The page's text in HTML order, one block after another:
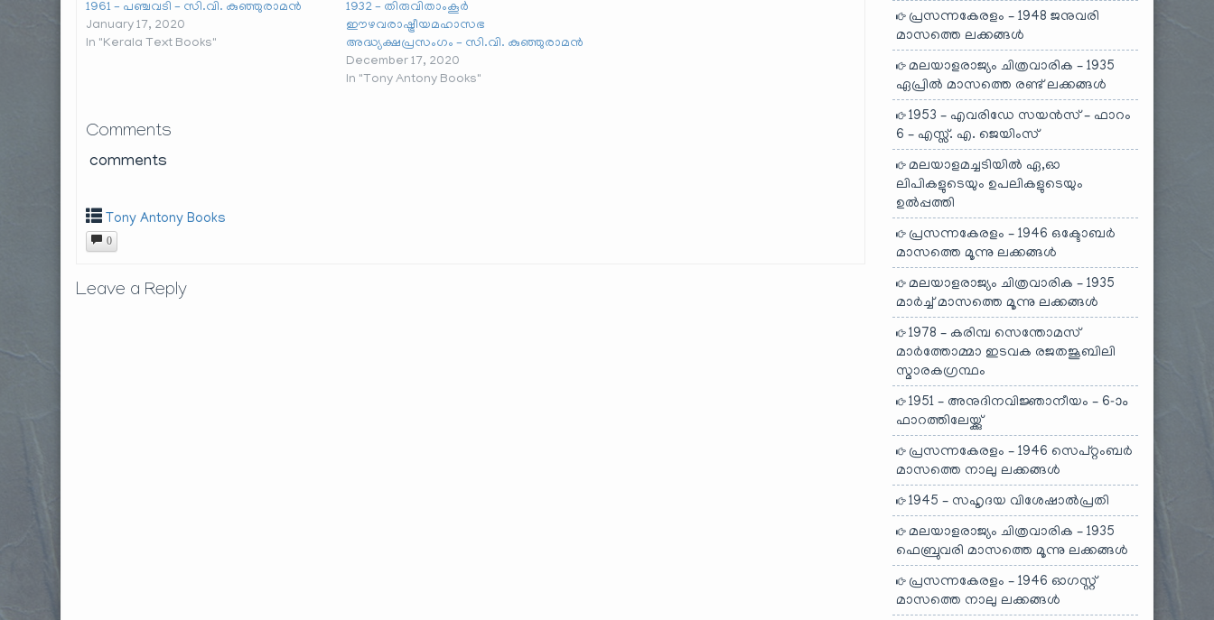
1961 – പഞ്ചവടി – സി.വി. കുഞ്ഞുരാമൻ
January 17, 2020
In "Kerala Text Books"
1932 – തിരുവിതാംകൂർ
ഈഴവരാഷ്ട്രീയമഹാസഭ
അദ്ധ്യക്ഷപ്രസംഗം – സി.വി. കുഞ്ഞുരാമൻ
December 17, 2020
In "Tony Antony Books"
Comments
comments
Tony Antony Books
0
Leave a Reply
പ്രസന്നകേരളം – 1948 ജനുവരി
മാസത്തെ ലക്കങ്ങൾ
മലയാളരാജ്യം ചിത്രവാരിക – 1935
ഏപ്രിൽ മാസത്തെ രണ്ട് ലക്കങ്ങൾ
1953 – എവരിഡേ സയൻസ് – ഫാറം
6 – എസ്സ്. എ. ജെയിംസ്
മലയാളമച്ചടിയിൽ ഏ,ഓ
ലിപികളുടെയും ഉപലികളുടെയും
ഉൽപ്പത്തി
പ്രസന്നകേരളം – 1946 ഒക്ടോബർ
മാസത്തെ മൂന്നു ലക്കങ്ങൾ
മലയാളരാജ്യം ചിത്രവാരിക – 1935
മാർച്ച് മാസത്തെ മൂന്നു ലക്കങ്ങൾ
1978 – കരിമ്പ സെന്തോമസ്
മാർത്തോമ്മാ ഇടവക രജതജൂബിലി
സ്മാരകഗ്രന്ഥം
1951 – അനുദിനവിജ്ഞാനീയം – 6-ാം
ഫാറത്തിലേയ്ക്കു്
പ്രസന്നകേരളം – 1946 സെപ്റ്റംബർ
മാസത്തെ നാലു ലക്കങ്ങൾ
1945 – സഹൃദയ വിശേഷാൽപ്രതി
മലയാളരാജ്യം ചിത്രവാരിക – 1935
ഫെബ്രുവരി മാസത്തെ മൂന്നു ലക്കങ്ങൾ
പ്രസന്നകേരളം – 1946 ഓഗസ്റ്റ്
മാസത്തെ നാലു ലക്കങ്ങൾ